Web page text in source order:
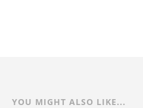
YOU MIGHT ALSO LIKE...